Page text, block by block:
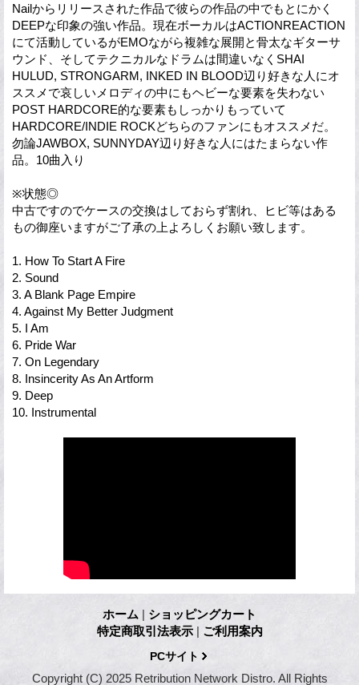
Nailからリリースされた作品で彼らの作品の中でもとにかく
DEEPな印象の強い作品。現在ボーカルはACTIONREACTION
にて活動しているがEMOながら複雑な展開と骨太なギターサ
ウンド、そしてテクニカルなドラムは間違いなくSHAI
HULUD, STRONGARM, INKED IN BLOOD辺り好きな人にオ
ススメで哀しいメロディの中にもヘビーな要素を失わない
POST HARDCORE的な要素もしっかりもっていて
HARDCORE/INDIE ROCKどちらのファンにもオススメだ。
勿論JAWBOX, SUNNYDAY辺り好きな人にはたまらない作
品。10曲入り
※状態◎
中古ですのでケースの交換はしておらず割れ、ヒビ等はある
もの御座いますがご了承の上よろしくお願い致します。
1. How To Start A Fire
2. Sound
3. A Blank Page Empire
4. Against My Better Judgment
5. I Am
6. Pride War
7. On Legendary
8. Insincerity As An Artform
9. Deep
10. Instrumental
ホーム | ショッピングカート
特定商取引法表示 | ご利用案内
PCサイト
Copyright (C) 2025 Retribution Network Distro. All Rights